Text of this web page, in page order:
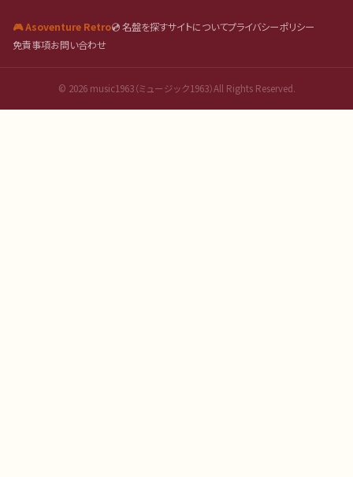
🎮 Asoventure Retro💿 名盤を探すサイトについてプライバシーポリシー
免責事項お問い合わせ
© 2026music1963（ミュージック1963）All Rights Reserved.